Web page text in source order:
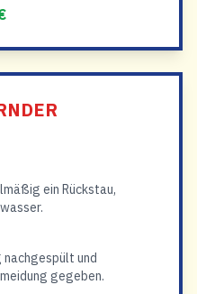
ein Rückstau,
und
gegeben.